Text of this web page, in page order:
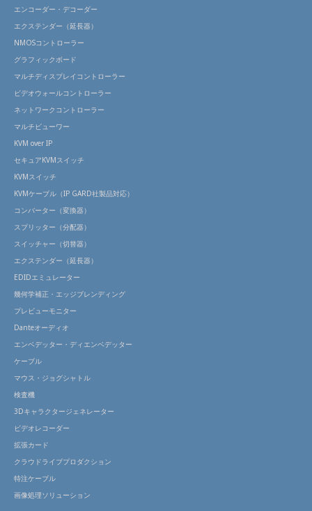
エンコーダー・デコーダー
エクステンダー（延長器）
NMOSコントローラー
グラフィックボード
マルチディスプレイコントローラー
ビデオウォールコントローラー
ネットワークコントローラー
マルチビューワー
KVM over IP
セキュアKVMスイッチ
KVMスイッチ
KVMケーブル（IP GARD社製品対応）
コンバーター（変換器）
スプリッター（分配器）
スイッチャー（切替器）
エクステンダー（延長器）
EDIDエミュレーター
幾何学補正・エッジブレンディング
プレビューモニター
Danteオーディオ
エンベデッター・ディエンベデッター
ケーブル
マウス・ジョグシャトル
検査機
3Dキャラクタージェネレーター
ビデオレコーダー
拡張カード
クラウドライブプロダクション
特注ケーブル
画像処理ソリューション